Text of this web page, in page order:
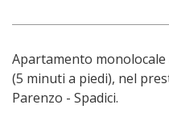
Apartamento
(5 minuti a piedi), nel
Parenzo - Spadici.